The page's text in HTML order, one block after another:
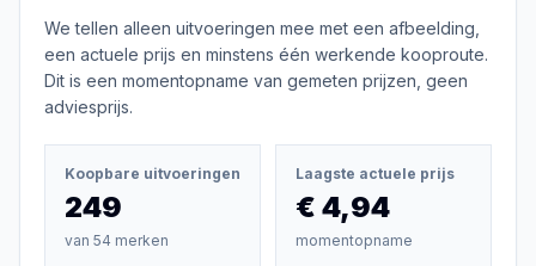
We tellen alleen uitvoeringen mee met een afbeelding,
een actuele prijs en minstens één werkende kooproute.
Dit is een momentopname van gemeten prijzen, geen
adviesprijs.
Koopbare uitvoeringen
249
van 54 merken
Laagste actuele prijs
€ 4,94
momentopname